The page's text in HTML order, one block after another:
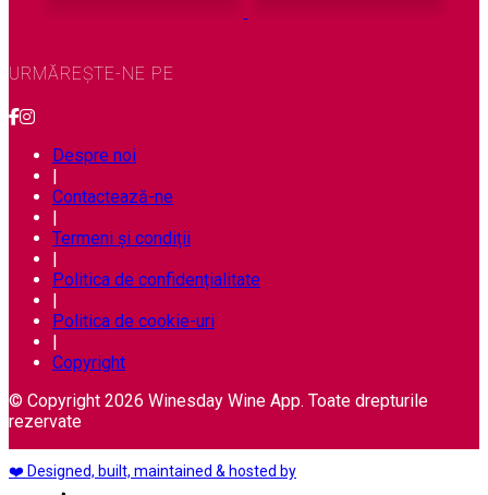
URMĂREȘTE-NE PE
Despre noi
|
Contactează-ne
|
Termeni și condiții
|
Politica de confidențialitate
|
Politica de cookie-uri
|
Copyright
© Copyright 2026 Winesday Wine App. Toate drepturile
rezervate
❤️ Designed, built, maintained & hosted by